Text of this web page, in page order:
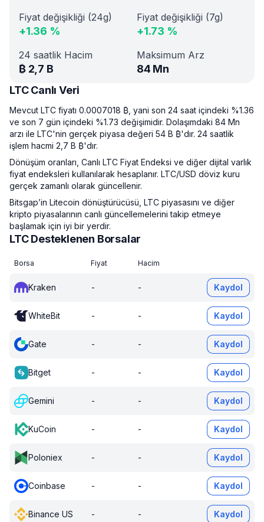
Fiyat değişikliği (24g)
+1.36 %
Fiyat değişikliği (7g)
+1.73 %
24 saatlik Hacim
₿ 2,7 B
Maksimum Arz
84 Mn
LTC Canlı Veri
Mevcut LTC fiyatı 0.0007018 ₿, yani son 24 saat içindeki %1.36
ve son 7 gün içindeki %1.73 değişimidir. Dolaşımdaki 84 Mn
arzı ile LTC'nin gerçek piyasa değeri 54 B ₿'dır. 24 saatlik
işlem hacmi 2,7 B ₿'dır.
Dönüşüm oranları, Canlı LTC Fiyat Endeksi ve diğer dijital varlık
fiyat endeksleri kullanılarak hesaplanır. LTC/USD döviz kuru
gerçek zamanlı olarak güncellenir.
Bitsgap’in Litecoin dönüştürücüsü, LTC piyasasını ve diğer
kripto piyasalarının canlı güncellemelerini takip etmeye
başlamak için iyi bir yerdir.
LTC Desteklenen Borsalar
Borsa Fiyat Hacim
Kraken - - Kaydol
WhiteBit - - Kaydol
Gate - - Kaydol
Bitget - - Kaydol
Gemini - - Kaydol
KuCoin - - Kaydol
Poloniex - - Kaydol
Coinbase - - Kaydol
Binance US - - Kaydol